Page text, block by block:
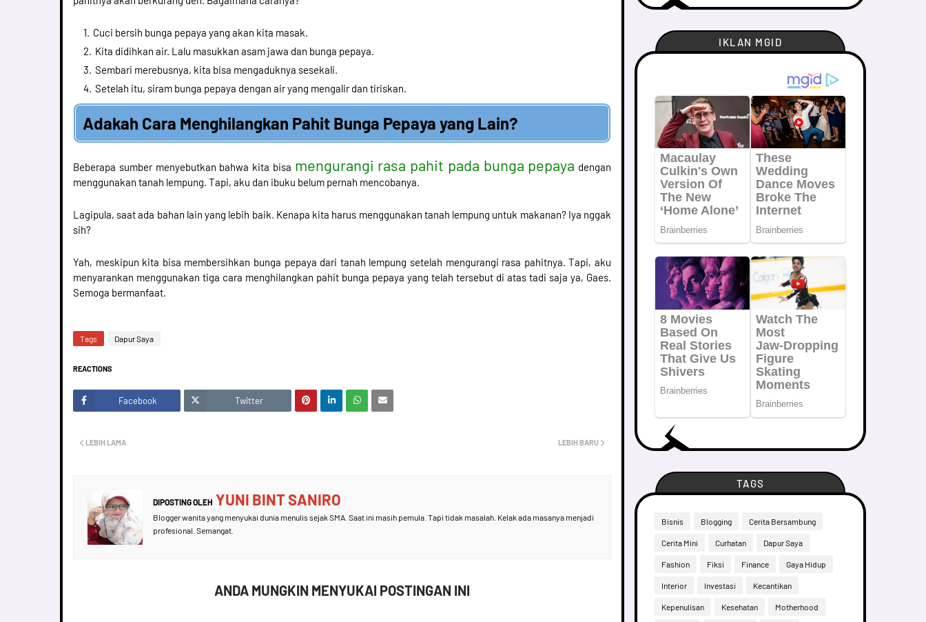
Cuci bersih bunga pepaya yang akan kita masak.
Kita didihkan air. Lalu masukkan asam jawa dan bunga pepaya.
Sembari merebusnya, kita bisa mengaduknya sesekali.
Setelah itu, siram bunga pepaya dengan air yang mengalir dan tiriskan.
Adakah Cara Menghilangkan Pahit Bunga Pepaya yang Lain?
Beberapa sumber menyebutkan bahwa kita bisa mengurangi rasa pahit pada bunga pepaya dengan
menggunakan tanah lempung. Tapi, aku dan ibuku belum pernah mencobanya.
Lagipula, saat ada bahan lain yang lebih baik. Kenapa kita harus menggunakan tanah lempung untuk makanan? Iya nggak
sih?
Yah, meskipun kita bisa membersihkan bunga pepaya dari tanah lempung setelah mengurangi rasa pahitnya. Tapi, aku
menyarankan menggunakan tiga cara menghilangkan pahit bunga pepaya yang telah tersebut di atas tadi saja ya, Gaes.
Semoga bermanfaat.
Tags Dapur Saya
REACTIONS
Facebook Twitter
LEBIH BARU
LEBIH LAMA
DIPOSTING OLEH YUNI BINT SANIRO
Blogger wanita yang menyukai dunia menulis sejak SMA. Saat ini masih pemula. Tapi tidak masalah. Kelak ada masanya menjadi
profesional. Semangat.
ANDA MUNGKIN MENYUKAI POSTINGAN INI
IKLAN MGID
TAGS
Bisnis Blogging Cerita Bersambung
Cerita Mini Curhatan Dapur Saya
Fashion Fiksi Finance Gaya Hidup
Interior Investasi Kecantikan
Kepenulisan Kesehatan Motherhood